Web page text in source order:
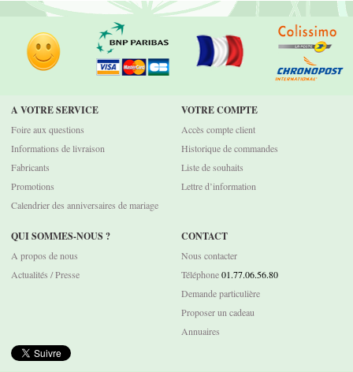
A VOTRE SERVICE
Foire aux questions
Informations de livraison
Fabricants
Promotions
Calendrier des anniversaires de mariage
VOTRE COMPTE
Accès compte client
Historique de commandes
Liste de souhaits
Lettre d’information
QUI SOMMES-NOUS ?
A propos de nous
Actualités / Presse
CONTACT
Nous contacter
Téléphone01.77.06.56.80
Demande particulière
Proposer un cadeau
Annuaires